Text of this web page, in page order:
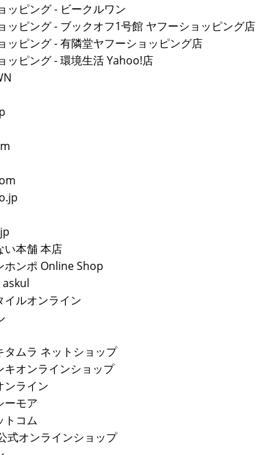
ッピング - ビークルワン
ッピング - ブックオフ1号館 ヤフーショッピング店
ッピング - 有隣堂ヤフーショッピング店
ッピング - 環境生活 Yahoo!店
い本舗 本店
ホンポ Online Shop
askul
イルオンライン
タムラ ネットショップ
キオンラインショップ
ンライン
ーモア
トコム
式オンラインショップ